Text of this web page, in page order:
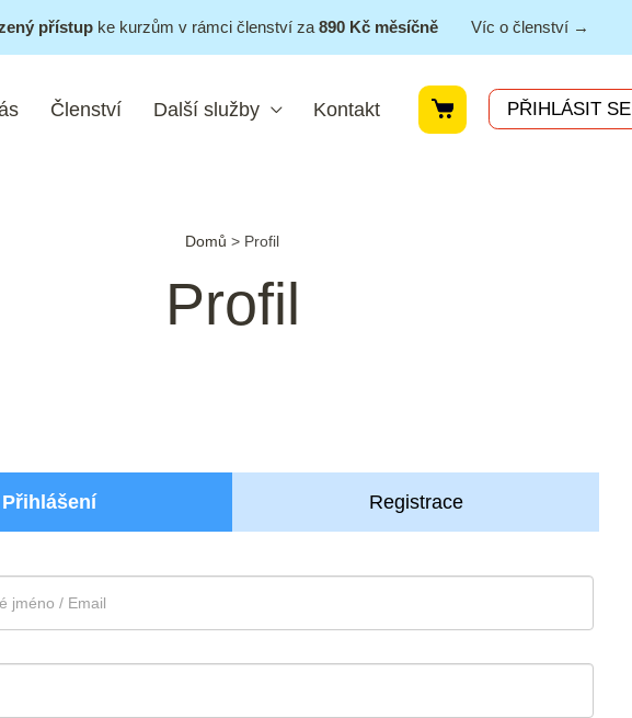
přístupke kurzům v rámci členství za 890 Kč měsíčně Víc o členství →
Členství Další služby Kontakt PŘIHLÁSIT SE
Domů > Profil
Profil
Přihlášení Registrace